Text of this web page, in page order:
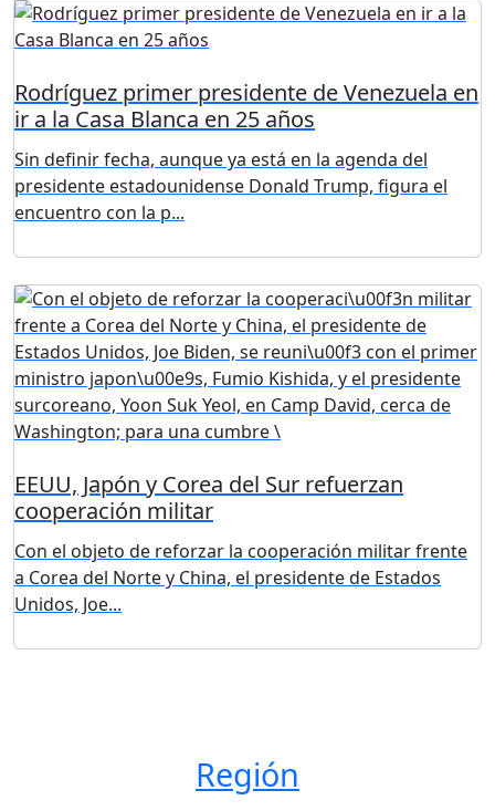
Rodríguez primer presidente de Venezuela en
ir a la Casa Blanca en 25 años
Sin definir fecha, aunque ya está en la agenda del
presidente estadounidense Donald Trump, figura el
encuentro con la p...
EEUU, Japón y Corea del Sur refuerzan
cooperación militar
Con el objeto de reforzar la cooperación militar frente
a Corea del Norte y China, el presidente de Estados
Unidos, Joe...
Región